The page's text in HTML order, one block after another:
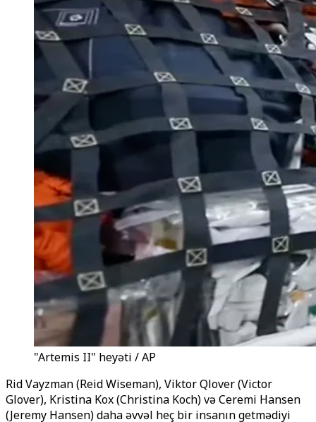
"Artemis II" heyəti / AP
Rid Vayzman (Reid Wiseman), Viktor Qlover (Victor
Glover), Kristina Kox (Christina Koch) və Ceremi Hansen
(Jeremy Hansen) daha əvvəl heç bir insanın getmədiyi